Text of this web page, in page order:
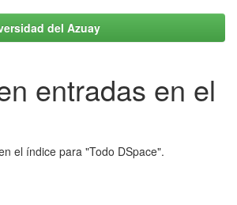
del Azuay
entradas en el
el índice para "Todo DSpace".